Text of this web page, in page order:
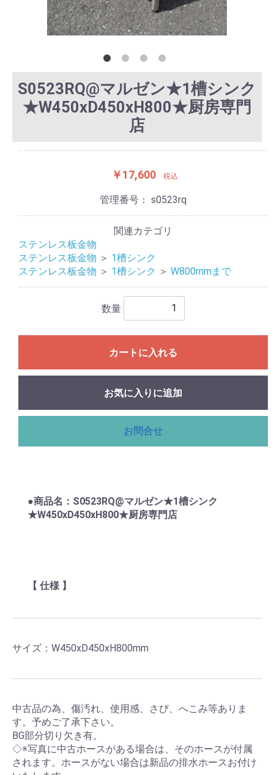
S0523RQ@マルゼン★1槽シンク
★W450xD450xH800★厨房専門
店
￥17,600 税込
管理番号： s0523rq
関連カテゴリ
ステンレス板金物
ステンレス板金物 ＞ 1槽シンク
ステンレス板金物 ＞ 1槽シンク ＞ W800mmまで
数量
カートに入れる
お気に入りに追加
お問合せ
●商品名：S0523RQ@マルゼン★1槽シンク
★W450xD450xH800★厨房専門店
【 仕様 】
サイズ：W450xD450xH800mm
中古品の為、傷汚れ、使用感、さび、へこみ等ありま
す。予めご了承下さい。
BG部分切り欠き有。
◇※写真に中古ホースがある場合は、そのホースが付属
されます。ホースがない場合は新品の排水ホースお付け